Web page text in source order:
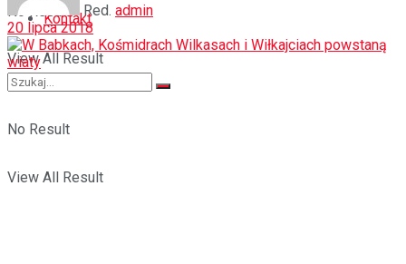
No Result
View All Result
Kontakt
No Result
View All Result
Red. admin
20 lipca 2018